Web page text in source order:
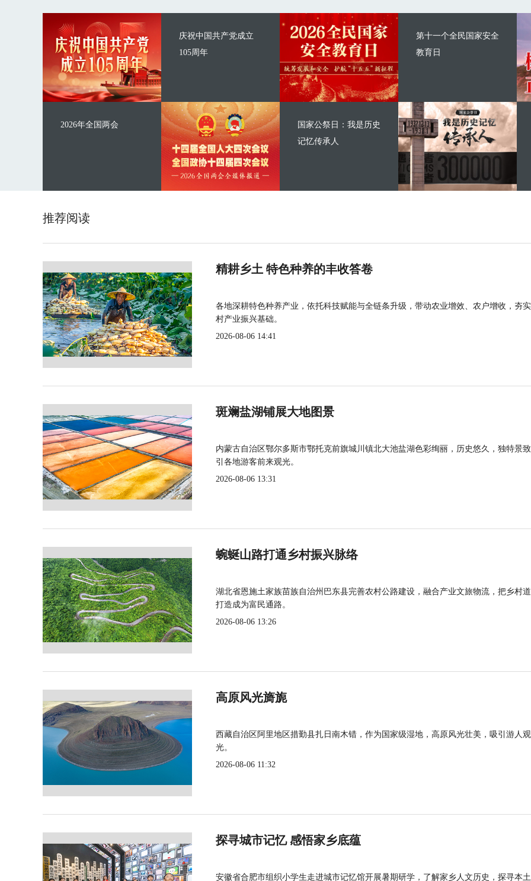
庆祝中国共产党成立
105周年
2026年全国两会
第十一个全民国家安全
教育日
国家公祭日：我是历史
记忆传承人
推荐阅读
精耕乡土 特色种养的丰收答卷
各地深耕特色种养产业，依托科技赋能与全链条升级，带动农业增效、农户增收，夯
村产业振兴基础。
2026-08-06 14:41
斑斓盐湖铺展大地图景
内蒙古自治区鄂尔多斯市鄂托克前旗城川镇北大池盐湖色彩绚丽，历史悠久，独特景
引各地游客前来观光。
2026-08-06 13:31
蜿蜒山路打通乡村振兴脉络
湖北省恩施土家族苗族自治州巴东县完善农村公路建设，融合产业文旅物流，把乡村
打造成为富民通路。
2026-08-06 13:26
高原风光旖旎
西藏自治区阿里地区措勤县扎日南木错，作为国家级湿地，高原风光壮美，吸引游人观
光。
2026-08-06 11:32
探寻城市记忆 感悟家乡底蕴
安徽省合肥市组织小学生走进城市记忆馆开展暑期研学，了解家乡人文历史，探寻本